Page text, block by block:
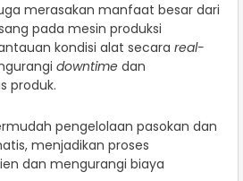
merasakan manfaat besar dari
pada mesin produksi
kondisi alat secara real-
downtime dan
produk.
pengelolaan pasokan dan
menjadikan proses
dan mengurangi biaya